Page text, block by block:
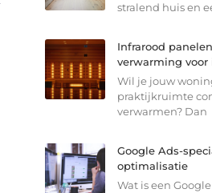
stralend huis en
Infrarood
verwarming
Wil je jouw
praktijkruimte
verwarmen? Dan
Google Ads-
optimalisatie
Wat is een